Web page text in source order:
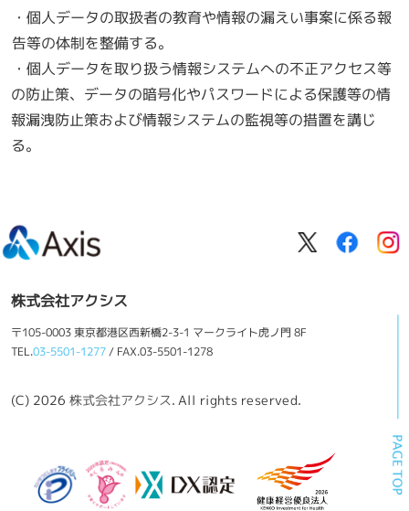
・個人データの取扱者の教育や情報の漏えい事案に係る報
告等の体制を整備する。
・個人データを取り扱う情報システムへの不正アクセス等
の防止策、データの暗号化やパスワードによる保護等の情
報漏洩防止策および情報システムの監視等の措置を講じ
る。
株式会社アクシス
〒105-0003 東京都港区西新橋2-3-1 マークライト虎ノ門 8F
TEL.03-5501-1277/ FAX.03-5501-1278
(C) 2026株式会社アクシス. All rights reserved.